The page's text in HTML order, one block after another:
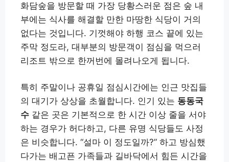
화담숲을 방문할 때 가장 당황스러운 점은 숲 내
부에는 식사를 해결할 만한 마땅한 식당이 거의
없다는 것입니다. 기껏해야 하행 코스 끝에 있는
주막 정도라, 대부분의 방문객이 점심을 먹으러
리조트 밖으로 한꺼번에 몰려나오게 됩니다.
특히 주말이나 공휴일 점심시간에는 인근 맛집들
의 대기가 상상을 초월합니다. 인기 있는 동동국
수 같은 곳은 기본적으로 한 시간 이상 줄을 서야
하는 경우가 허다하고, 다른 유명 식당들도 사정
은 비슷합니다. “설마 이 정도일까?” 하고 방심했
다가는 배고픈 가족들과 길바닥에서 힘든 시간을